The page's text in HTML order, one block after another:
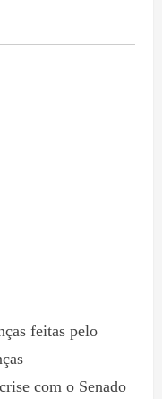
feitas pelo
com o Senado